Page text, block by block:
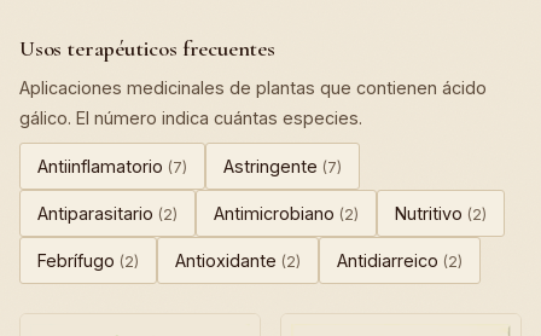
Usos terapéuticos frecuentes
Aplicaciones medicinales de plantas que contienen ácido
gálico. El número indica cuántas especies.
Antiinflamatorio (7) Astringente (7)
Antiparasitario (2) Antimicrobiano (2) Nutritivo (2)
Febrífugo (2) Antioxidante (2) Antidiarreico (2)